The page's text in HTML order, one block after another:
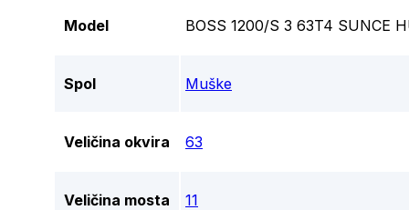
Model BOSS 1200/S 3 63T4 SUNCE
Spol Muške
Veličina okvira 63
Veličina mosta 11